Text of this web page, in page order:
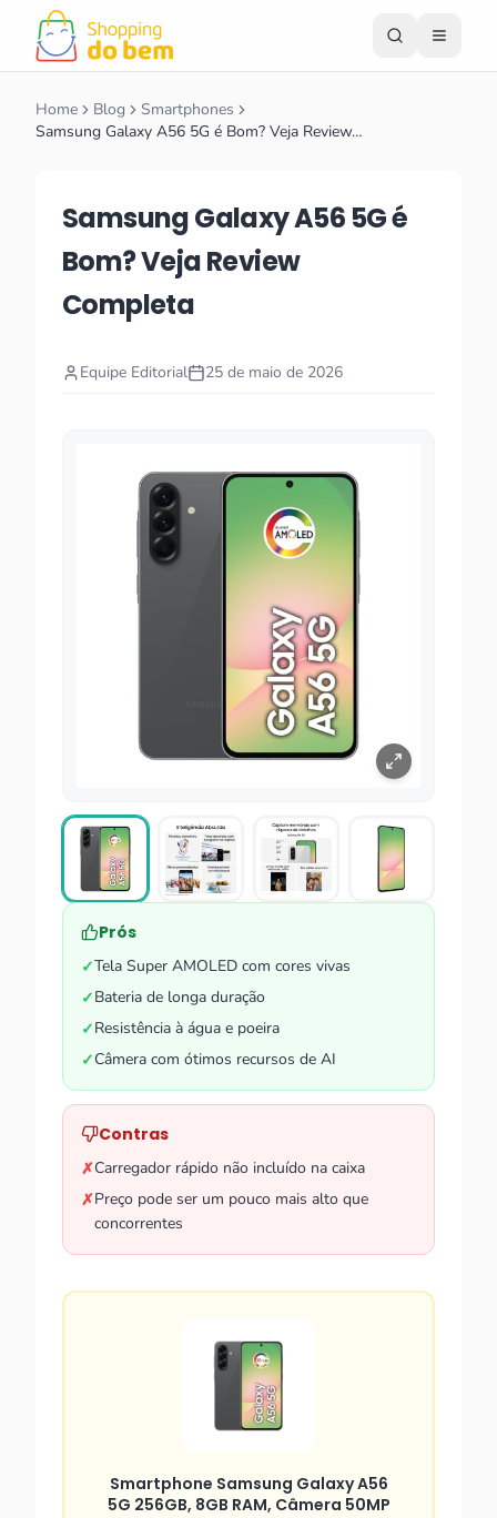
Home Blog
Smartphones
Samsung Galaxy A56 5G é Bom? Veja Review…
Samsung Galaxy A56 5G é
Bom? Veja Review
Completa
Equipe Editorial 25 de maio de 2026
Prós
✓Tela Super AMOLED com cores vivas
✓Bateria de longa duração
✓Resistência à água e poeira
✓Câmera com ótimos recursos de AI
Contras
✗Carregador rápido não incluído na caixa
✗Preço pode ser um pouco mais alto que
concorrentes
Smartphone Samsung Galaxy A56
5G 256GB, 8GB RAM, Câmera 50MP